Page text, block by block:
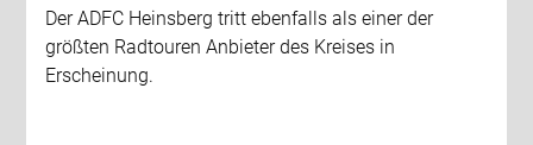
Der ADFC Heinsberg tritt ebenfalls als einer der
größten Radtouren Anbieter des Kreises in
Erscheinung.